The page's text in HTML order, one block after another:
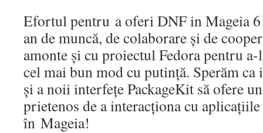
Efortul pentru a oferi DNF in Mageia 6
an de muncă, de colaborare și de
amonte și cu proiectul Fedora pentru
cel mai bun mod cu putință. Sperăm
și a noii interfețe PackageKit să ofere
prietenos de a interacționa cu
în Mageia!